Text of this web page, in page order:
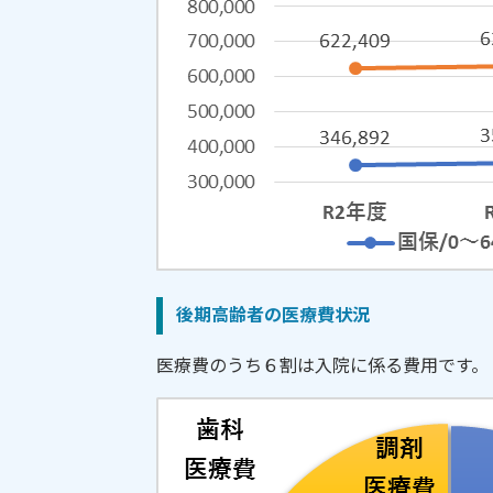
後期高齢者の医療
医療費のうち６割は入院に係る費用です。